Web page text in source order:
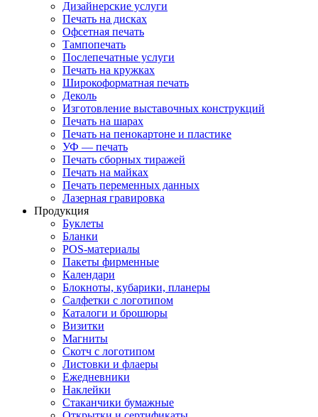
Дизайнерские услуги
Печать на дисках
Офсетная печать
Тампопечать
Послепечатные услуги
Печать на кружках
Широкоформатная печать
Деколь
Изготовление выставочных конструкций
Печать на шарах
Печать на пенокартоне и пластике
УФ — печать
Печать сборных тиражей
Печать на майках
Печать переменных данных
Лазерная гравировка
Продукция
Буклеты
Бланки
POS-материалы
Пакеты фирменные
Календари
Блокноты, кубарики, планеры
Салфетки с логотипом
Каталоги и брошюры
Визитки
Магниты
Скотч с логотипом
Листовки и флаеры
Ежедневники
Наклейки
Стаканчики бумажные